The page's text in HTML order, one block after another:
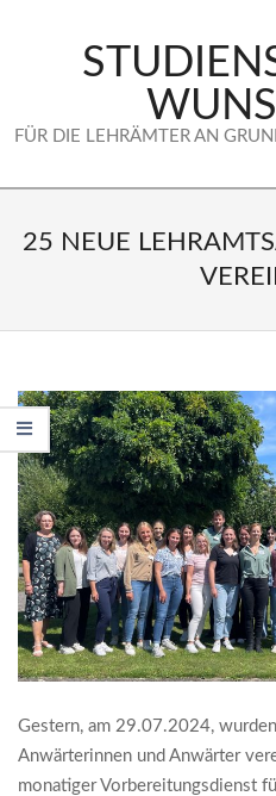
FÜR DIE LEHRÄMTER AN
Navigation
25 NEUE
Gestern, am 29.07.2024,
Anwärterinnen und Anwärter
monatiger Vorbereitungsdienst